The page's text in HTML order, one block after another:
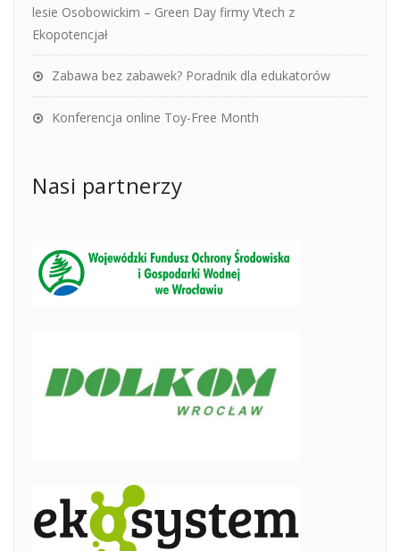
lesie Osobowickim – Green Day firmy Vtech z
Ekopotencjał
Zabawa bez zabawek? Poradnik dla edukatorów
Konferencja online Toy-Free Month
Nasi partnerzy